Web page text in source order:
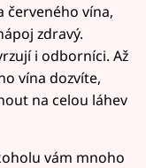
červeného vína,
zdravý.
i odborníci. Až
vína dozvíte,
na celou láhev
vám mnoho